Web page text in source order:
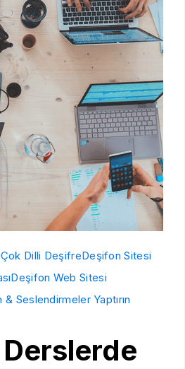
Çok Dilli DeşifreDeşifon Sitesi
Deşifon Web Sitesi
& Seslendirmeler Yaptırın